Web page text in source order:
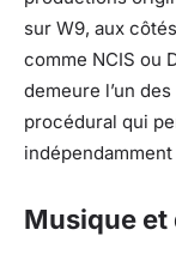
sur W9, aux
comme NCIS ou
demeure l’un
procédural qui
Musique